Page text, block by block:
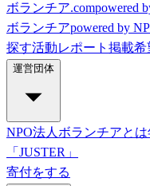
ボランチア.compowered
ボランチアpowered by
探す活動レポート 掲載希
運営団体
NPO法人ボランチアとは
「JUSTER」
寄付をする